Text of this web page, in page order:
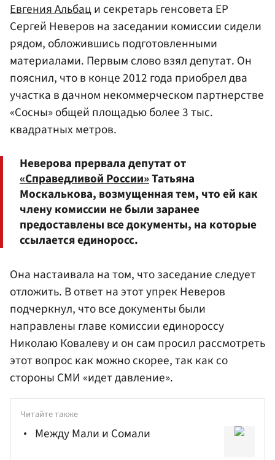
Евгения Альбаци секретарь генсовета ЕР
Сергей Неверов на заседании комиссии сидели
рядом, обложившись подготовленными
материалами. Первым слово взял депутат. Он
пояснил, что в конце 2012 года приобрел два
участка в дачном некоммерческом партнерстве
«Сосны» общей площадью более 3 тыс.
квадратных метров.
Неверова прервала депутат от
«Справедливой России»Татьяна
Москалькова, возмущенная тем, что ей как
члену комиссии не были заранее
предоставлены все документы, на которые
ссылается единоросс.
Она настаивала на том, что заседание следует
отложить. В ответ на этот упрек Неверов
подчеркнул, что все документы были
направлены главе комиссии единороссу
Николаю Ковалеву и он сам просил рассмотреть
этот вопрос как можно скорее, так как со
стороны СМИ «идет давление».
Читайте также
Между Мали и Сомали